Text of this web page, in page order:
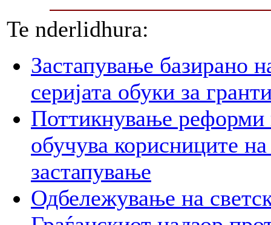
Te nderlidhura:
Застапување базирано
серијата обуки за
Поттикнување
обучува корисниците
застапување
Одбележување на